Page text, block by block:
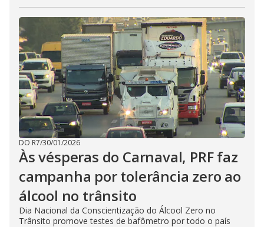
DO R7/30/01/2026
Às vésperas do Carnaval, PRF faz
campanha por tolerância zero ao
álcool no trânsito
Dia Nacional da Conscientização do Álcool Zero no
Trânsito promove testes de bafômetro por todo o país